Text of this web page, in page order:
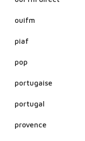
ouifm
piaf
pop
portugaise
portugal
provence